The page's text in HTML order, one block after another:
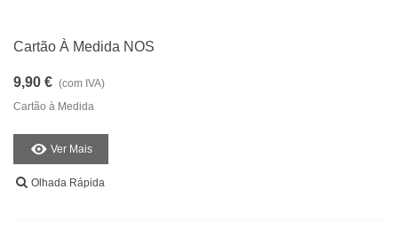
Cartão À Medida NOS
9,90 € (com IVA)
Cartão à Medida
Ver Mais
Olhada Rápida